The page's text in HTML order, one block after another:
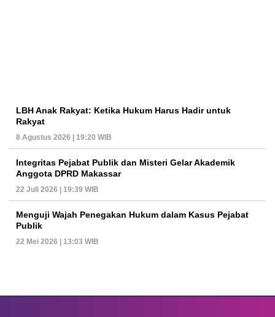
LBH Anak Rakyat: Ketika Hukum Harus Hadir untuk
Rakyat
8 Agustus 2026 | 19:20 WIB
Integritas Pejabat Publik dan Misteri Gelar Akademik
Anggota DPRD Makassar
22 Juli 2026 | 19:39 WIB
Menguji Wajah Penegakan Hukum dalam Kasus Pejabat
Publik
22 Mei 2026 | 13:03 WIB